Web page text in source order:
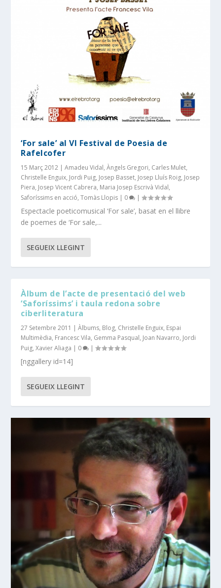
‘For sale’ al VI Festival de Poesia de
Rafelcofer
15 Març 2012 |Amadeu Vidal,Àngels Gregori, Carles Mulet,
Christelle Enguix, Jordi Puig, Josep Basset, Josep Lluís Roig, Josep
Piera, Josep Vicent Cabrera, Maria Josep Escrivà Vidal,
Saforíssims en acció,Tomàs Llopis 0 |
Espectacle poeticomusical ‘For sale’, basat en el llibre
de poemes de ‘For sale,...
SEGUEIX LLEGINT
Àlbum de l’acte de presentació del web
‘Saforíssims’ i taula redona sobre
ciberliteratura
27 Setembre 2011 |Àlbums, Blog, Christelle Enguix, Espai
Multimèdia, Francesc Vila, Gemma Pasqual, Joan Navarro, Jordi
Puig,Xavier Aliaga 0 |
[nggallery id=14]
SEGUEIX LLEGINT